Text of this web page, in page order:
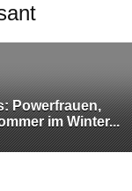
Powerfrauen,
im Winter...